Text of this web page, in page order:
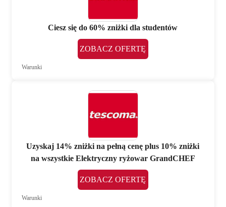
Ciesz się do 60% zniżki dla studentów
ZOBACZ OFERTĘ
Warunki
Uzyskaj 14% zniżki na pełną cenę plus 10% zniżki
na wszystkie Elektryczny ryżowar GrandCHEF
ZOBACZ OFERTĘ
Warunki